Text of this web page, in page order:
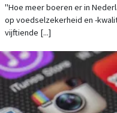
"Hoe meer boeren er in
op voedselzekerheid en -
vijftiende [...]